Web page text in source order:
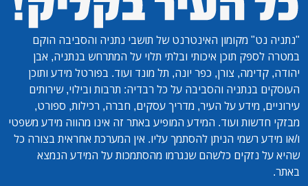
"נתניה נט" מקומון האינטרנט של תושבי נתניה והסביבה הוקם
במטרה לספק תוכן איכותי ובלתי תלוי על המתרחש בנתניה, אבן
יהודה, קדימה, צורן, כפר יונה, תל מונד ועוד. בפורטל מידע ותוכן
העוסקים בנתניה והסביבה על כל רבדיה: תרבות ובילוי, שירותים
עירוניים, מידע על העיר, מדריך עסקים, חברה, רכילות, ספורט,
מבזקי חדשות ועוד. המידע המופיע באתר זה אינו מהווה מידע משפטי
ו/או מידע רשמי הניתן להסתמך עליו. אין המערכת אחראית בצורה כל
שהיא על נזקים כלשהם שנגרמו מהסתמכות על המידע הנמצא
באתר.